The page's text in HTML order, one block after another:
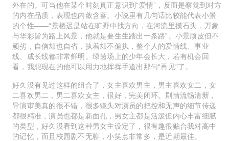
外在的。可当他在某个时刻真正意识到“爱情”，反而是察觉到对方
的内在品质，表现也内敛含蓄。小说里有几句话比较能代表小景
的个性——“景栖迟是站在旷野中找方向，在河流里摸石头，万象
与华彩皆为路上风景，他就是要生生踏出一条路”。小景顽皮但不
顽劣，自信却也自省，执着却不偏执，整个人的爱情线、事业
线、成长线都非常鲜明。绿茵场上的少年会长大，若有机会回
看，我想现在的他可以用力地挥挥手道出那句“再见”了。
好久没有见过这样的组合了，女主喜欢男主，男主喜欢女二，女
二喜欢男二，男二喜欢女主，很好，完美闭环。剧情流畅清新，
导演审美真的很不错，很多镜头对演员的把控和无声的细节传递
都很精准，演员也都是新面孔，男女主都是活泼但内心丰富细腻
的类型，好久没看到这种男女主设定了，很有趣很贴合我对高中
的记忆，而且校园剧不无聊，小笑点非常多，是近期最佳。